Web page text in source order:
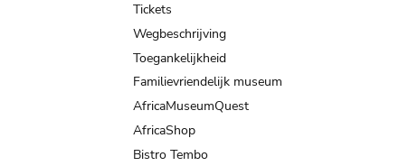
Tickets
Wegbeschrijving
Toegankelijkheid
Familievriendelijk museum
AfricaMuseumQuest
AfricaShop
Bistro Tembo